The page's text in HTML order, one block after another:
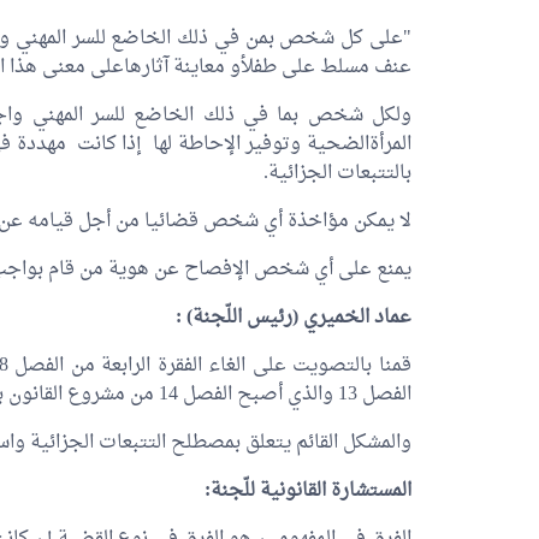
"على كل شخص بمن في ذلك الخاضع للسر المهني
عنف مسلط على طفلأو معاينة آثارهاعلى معنى هذا
ولكل شخص بما في ذلك الخاضع للسر المهني
المرأةالضحية وتوفير الإحاطة لها إذا كانت مهددة
بالتتبعات الجزائية.
لا يمكن مؤاخذة أي شخص قضائيا من أجل قيامه عن
يمنع على أي شخص الإفصاح عن هوية من قام بواجب
عماد الخميري(رئيس اللّجنة) :
الفصل 13 والذي أصبح الفصل 14 من مشروع القانون بعد التعديل.
والمشكل القائم يتعلق بمصطلح التتبعات الجزائية
المستشارة القانونية للّجنة: